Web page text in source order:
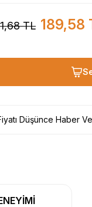
TL 189,58
Düşünce Haber